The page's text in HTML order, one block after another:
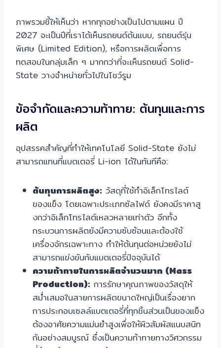
ภาพรวมชี้ให้เห็นว่า หากทุกอย่างเป็นไปตามแผน ปี
2027 จะเป็นปีที่เราได้เห็นรถยนต์ต้นแบบ, รถยนต์รุ่น
พิเศษ (Limited Edition), หรือการผลิตเพื่อการ
ทดสอบในกลุ่มเล็ก ๆ มากกว่าที่จะเห็นรถยนต์ Solid-
State วางจำหน่ายทั่วไปในโชว์รูม
ข้อจำกัดและความท้าทาย: ต้นทุนและการ
ผลิต
อุปสรรคสำคัญที่ทำให้เทคโนโลยี Solid-State ยังไม่
สามารถแทนที่แบตเตอรี่ Li-ion ได้ในทันทีคือ:
ต้นทุนการผลิตสูง: วัสดุที่ใช้ทำอิเล็กโทรไลต์
ของแข็ง โดยเฉพาะประเภทซัลไฟด์ ยังคงมีราคาสู
งกว่าอิเล็กโทรไลต์เหลวหลายเท่าตัว อีกทั้ง
กระบวนการผลิตยังมีความซับซ้อนและต้องใช้
เครื่องจักรเฉพาะทาง ทำให้ต้นทุนต่อหน่วยยังไม่
สามารถแข่งขันกับแบตเตอรี่ปัจจุบันได้
ความท้าทายในการผลิตจำนวนมาก (Mass
Production): การรักษาคุณภาพของวัสดุให้
สม่ำเสมอในสายการผลิตขนาดใหญ่เป็นเรื่องยาก
การประกอบเซลล์แบตเตอรี่ที่ทุกชิ้นส่วนเป็นของแข็ง
ต้องอาศัยความแม่นยำสูงเพื่อให้ผิวสัมผัสแนบสนิท
กันอย่างสมบูรณ์ ซึ่งเป็นความท้าทายทางวิศวกรรม